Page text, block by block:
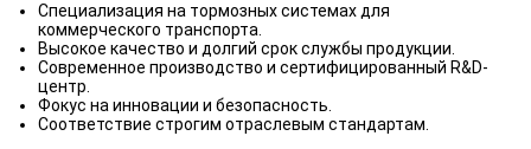
Специализация на тормозных системах для
коммерческого транспорта.
Высокое качество и долгий срок службы продукции.
Современное производство и сертифицированный R&D-
центр.
Фокус на инновации и безопасность.
Соответствие строгим отраслевым стандартам.